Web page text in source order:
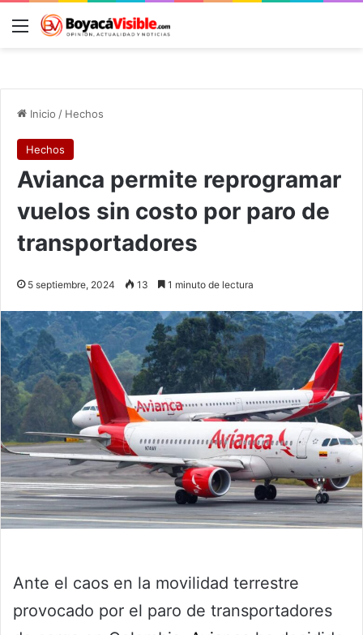
Menú
Inicio / Hechos
Hechos
Avianca permite reprogramar
vuelos sin costo por paro de
transportadores
5 septiembre, 2024 13 1 minuto de lectura
Ante el caos en la movilidad terrestre
provocado por el paro de transportadores